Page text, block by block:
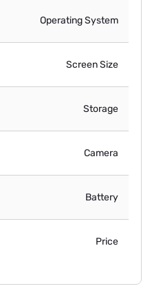
Operating System
Screen Size
Storage
Camera
Battery
Price